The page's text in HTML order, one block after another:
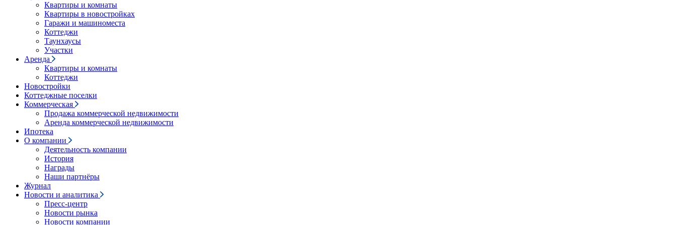
Квартиры и комнаты
Квартиры в новостройках
Гаражи и машиноместа
Коттеджи
Таунхаусы
Участки
Аренда
Квартиры и комнаты
Коттеджи
Новостройки
Коттеджные поселки
Коммерческая
Продажа коммерческой недвижимости
Аренда коммерческой недвижимости
Ипотека
О компании
Деятельность компании
История
Награды
Наши партнёры
Журнал
Новости и аналитика
Пресс-центр
Новости рынка
Новости компании